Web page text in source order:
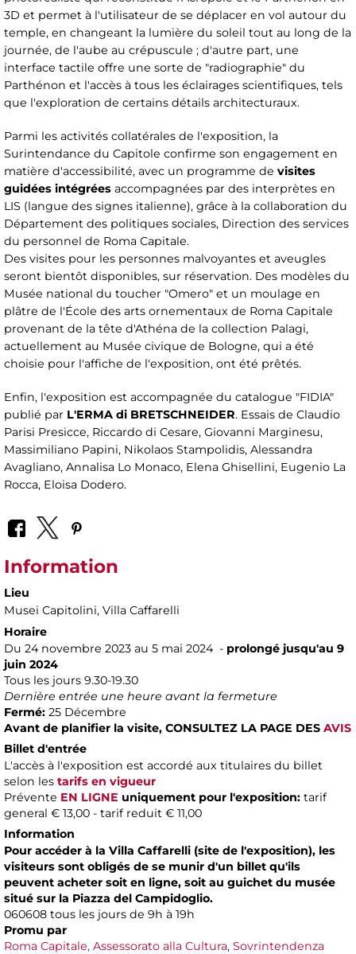
3D et permet à l'utilisateur de se déplacer en vol autour du
temple, en changeant la lumière du soleil tout au long de la
journée, de l'aube au crépuscule ; d'autre part, une
interface tactile offre une sorte de "radiographie" du
Parthénon et l'accès à tous les éclairages scientifiques, tels
que l'exploration de certains détails architecturaux.
Parmi les activités collatérales de l'exposition, la
Surintendance du Capitole confirme son engagement en
matière d'accessibilité, avec un programme de visites
guidées intégrées accompagnées par des interprètes en
LIS (langue des signes italienne), grâce à la collaboration du
Département des politiques sociales, Direction des services
du personnel de Roma Capitale.
Des visites pour les personnes malvoyantes et aveugles
seront bientôt disponibles, sur réservation. Des modèles du
Musée national du toucher "Omero" et un moulage en
plâtre de l'École des arts ornementaux de Roma Capitale
provenant de la tête d'Athéna de la collection Palagi,
actuellement au Musée civique de Bologne, qui a été
choisie pour l'affiche de l'exposition, ont été prêtés.
Enfin, l'exposition est accompagnée du catalogue "FIDIA"
publié par L'ERMA di BRETSCHNEIDER. Essais de Claudio
Parisi Presicce, Riccardo di Cesare, Giovanni Marginesu,
Massimiliano Papini, Nikolaos Stampolidis, Alessandra
Avagliano, Annalisa Lo Monaco, Elena Ghisellini, Eugenio La
Rocca, Eloisa Dodero.
Information
Lieu
Musei Capitolini, Villa Caffarelli
Horaire
Du 24 novembre 2023 au 5 mai 2024 - prolongé jusqu'au 9
juin 2024
Tous les jours 9.30-19.30
Dernière entrée une heure avant la fermeture
Fermé: 25 Décembre
Avant de planifier la visite, CONSULTEZ LA PAGE DES AVIS
Billet d'entrée
L'accès à l'exposition est accordé aux titulaires du billet
selon les tarifs en vigueur
Prévente EN LIGNE uniquement pour l'exposition: tarif
general € 13,00 - tarif reduit € 11,00
Information
Pour accéder à la Villa Caffarelli (site de l'exposition), les
visiteurs sont obligés de se munir d'un billet qu'ils
peuvent acheter soit en ligne, soit au guichet du musée
situé sur la Piazza del Campidoglio.
060608 tous les jours de 9h à 19h
Promu par
Roma Capitale, Assessorato alla Cultura, Sovrintendenza